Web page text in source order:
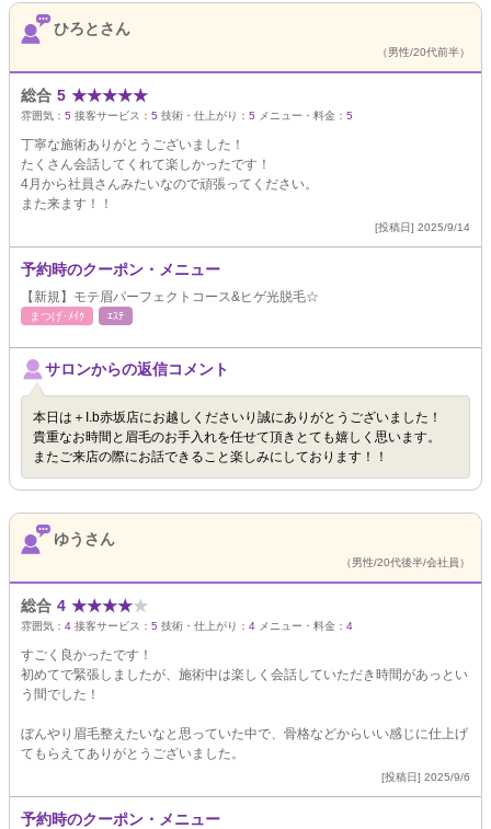
ひろとさん
（男性/20代前半）
総合 5 ★★★★★
雰囲気： 5 接客サービス： 5 技術・仕上がり： 5 メニュー・料金： 5
丁寧な施術ありがとうございました！
たくさん会話してくれて楽しかったです！
4月から社員さんみたいなので頑張ってください。
また来ます！！
[投稿日] 2025/9/14
予約時のクーポン・メニュー
【新規】モテ眉パーフェクトコース&ヒゲ光脱毛☆
まつげ･ﾒｲｸ ｴｽﾃ
サロンからの返信コメント
本日は＋I.b赤坂店にお越しくださいり誠にありがとうございました！
貴重なお時間と眉毛のお手入れを任せて頂きとても嬉しく思います。
またご来店の際にお話できること楽しみにしております！！
ゆうさん
（男性/20代後半/会社員）
総合 4 ★★★★★
雰囲気： 4 接客サービス： 5 技術・仕上がり： 4 メニュー・料金： 4
すごく良かったです！
初めてで緊張しましたが、施術中は楽しく会話していただき時間があっとい
う間でした！
ぼんやり眉毛整えたいなと思っていた中で、骨格などからいい感じに仕上げ
てもらえてありがとうございました。
[投稿日] 2025/9/6
予約時のクーポン・メニュー